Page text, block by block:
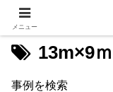
13m×9ｍ
事例を検索
メニュー